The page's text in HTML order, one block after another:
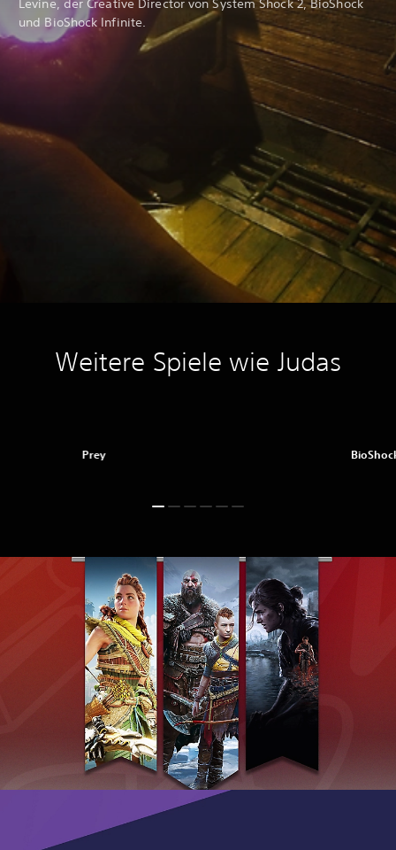
Levine, der Creative Director von System Shock 2, BioShock
und BioShock Infinite.
Weitere Spiele wie Judas
Prey